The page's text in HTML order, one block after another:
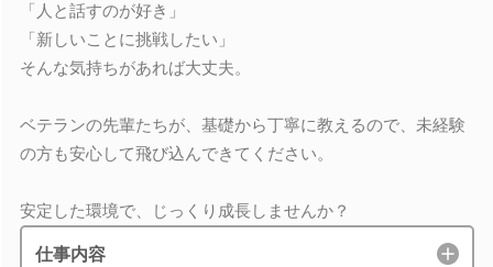
「人と話すのが好き」
「新しいことに挑戦したい」
そんな気持ちがあれば大丈夫。
ベテランの先輩たちが、基礎から丁寧に教えるので、未経験
の方も安心して飛び込んできてください。
安定した環境で、じっくり成長しませんか？
仕事内容